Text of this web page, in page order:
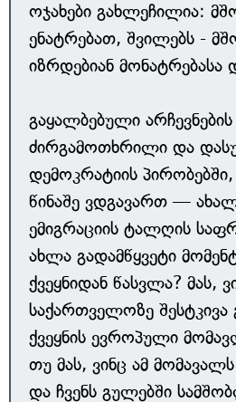
ოჯახები გახლეჩილია:
ენატრებათ, შვილებს -
იზრდებიან მონატრებასა
გაყალბებული
ძირგამოთხრილი და
დემოკრატიის
წინაშე ვდგავართ —
ემიგრაციის ტალღის
ახლა გადამწყვეტი
ქვეყნიდან წასვლა? მას,
საქართველოზე შესტკივა
ქვეყნის ევროპული
თუ მას, ვინც ამ მომავალს
და ჩვენს გულებში